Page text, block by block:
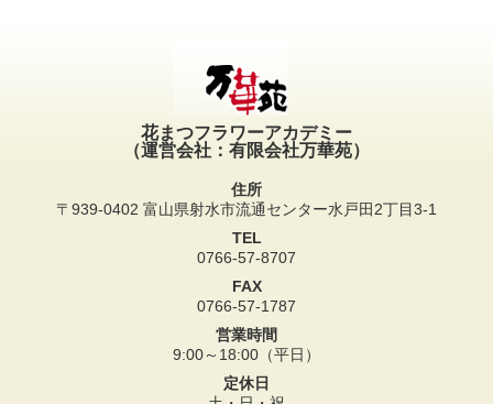
花まつフラワーアカデミー
（運営会社：有限会社万華苑）
住所
〒939-0402 富山県射水市流通センター水戸田2丁目3-1
TEL
0766-57-8707
FAX
0766-57-1787
営業時間
9:00～18:00（平日）
定休日